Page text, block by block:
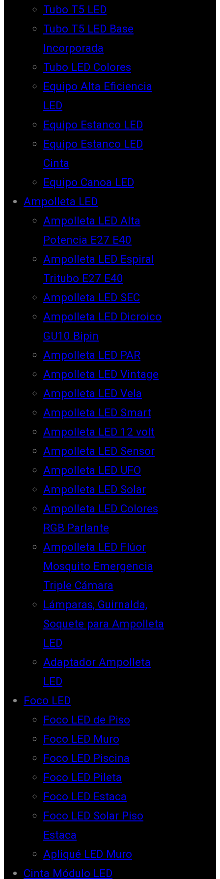
Tubo T5 LED
Tubo T5 LED Base
Incorporada
Tubo LED Colores
Equipo Alta Eficiencia
LED
Equipo Estanco LED
Equipo Estanco LED
Cinta
Equipo Canoa LED
Ampolleta LED
Ampolleta LED Alta
Potencia E27 E40
Ampolleta LED Espiral
Tritubo E27 E40
Ampolleta LED SEC
Ampolleta LED Dicroico
GU10 Bipin
Ampolleta LED PAR
Ampolleta LED Vintage
Ampolleta LED Vela
Ampolleta LED Smart
Ampolleta LED 12 volt
Ampolleta LED Sensor
Ampolleta LED UFO
Ampolleta LED Solar
Ampolleta LED Colores
RGB Parlante
Ampolleta LED Flúor
Mosquito Emergencia
Triple Cámara
Lámparas, Guirnalda,
Soquete para Ampolleta
LED
Adaptador Ampolleta
LED
Foco LED
Foco LED de Piso
Foco LED Muro
Foco LED Piscina
Foco LED Pileta
Foco LED Estaca
Foco LED Solar Piso
Estaca
Apliqué LED Muro
Cinta Módulo LED